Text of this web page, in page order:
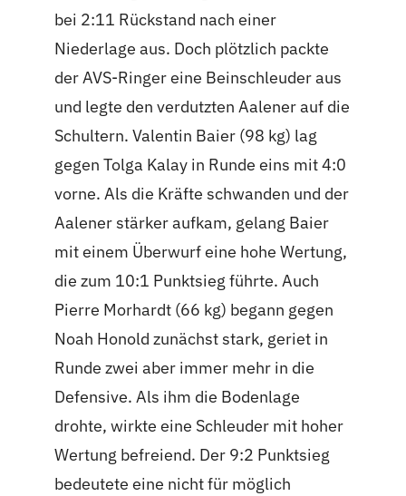
bei 2:11 Rückstand nach einer
Niederlage aus. Doch plötzlich packte
der AVS-Ringer eine Beinschleuder aus
und legte den verdutzten Aalener auf die
Schultern. Valentin Baier (98 kg) lag
gegen Tolga Kalay in Runde eins mit 4:0
vorne. Als die Kräfte schwanden und der
Aalener stärker aufkam, gelang Baier
mit einem Überwurf eine hohe Wertung,
die zum 10:1 Punktsieg führte. Auch
Pierre Morhardt (66 kg) begann gegen
Noah Honold zunächst stark, geriet in
Runde zwei aber immer mehr in die
Defensive. Als ihm die Bodenlage
drohte, wirkte eine Schleuder mit hoher
Wertung befreiend. Der 9:2 Punktsieg
bedeutete eine nicht für möglich